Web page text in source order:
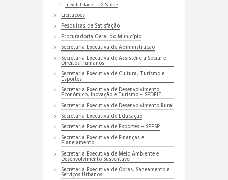
Inexibilidade – UG Saúde
Licitações
Pesquisas de Satisfação
Procuradoria Geral do Município
Secretaria Executiva de Administração
Secretaria Executiva de Assistência Social e
Direitos Humanos
Secretaria Executiva de Cultura, Turismo e
Esportes
Secretaria Executiva de Desenvolvimento
Econômico, Inovação e Turismo – SEDEIT
Secretaria Executiva de Desenvolvimento Rural
Secretaria Executiva de Educação
Secretaria Executiva de Esportes – SEESP
Secretaria Executiva de Finanças e
Planejamento
Secretaria Executiva de Meio Ambiente e
Desenvolvimento Sustentável
Secretaria Executiva de Obras, Saneamento e
Serviços Urbanos